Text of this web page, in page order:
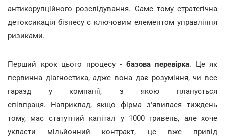
антикорупційного розслідування. Саме тому стратегічна
детоксикація бізнесу є ключовим елементом управління
ризиками.
Перший крок цього процесу - базова перевірка. Це як
первинна діагностика, адже вона дає розуміння, чи все
гаразд у компанії, з якою планується
співпраця. Наприклад, якщо фірма з'явилася тиждень
тому, має статутний капітал у 1000 гривень, але хоче
укласти мільйонний контракт, це вже привід